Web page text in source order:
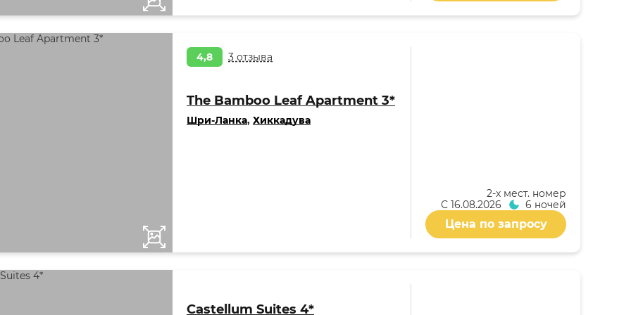
4,8 3 отзыва
The Bamboo Leaf Apartment 3*
Шри-Ланка, Хиккадува
2-x мест. номер
С 16.08.2026 6 ночей
Цена по запросу
Castellum Suites 4*